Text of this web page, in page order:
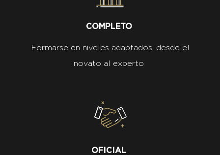
COMPLETO
Formarse en niveles adaptados, desde el
novato al experto
OFICIAL